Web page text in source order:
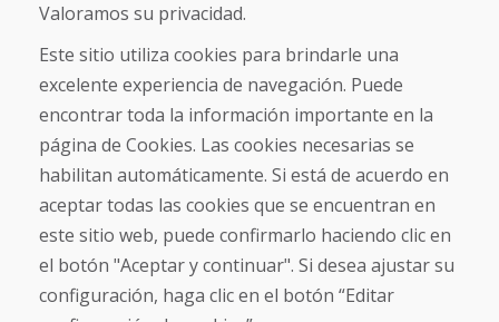
Sobre nosotros
Comercio
Contacto
Compra
Tienda electrónica
Términos y condiciones
Envío y pago
NORMAS DE RECLAMACIÓN
Valoramos su privacidad.
Este sitio utiliza cookies para brindarle una
excelente experiencia de navegación. Puede
encontrar toda la información importante en la
página de Cookies. Las cookies necesarias se
habilitan automáticamente. Si está de acuerdo en
aceptar todas las cookies que se encuentran en
este sitio web, puede confirmarlo haciendo clic en
el botón "Aceptar y continuar". Si desea ajustar su
configuración, haga clic en el botón “Editar